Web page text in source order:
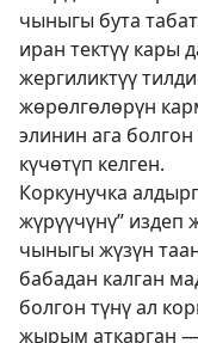
чыныгы бута
иран тектүү кары
жергиликтүү
жөрөлгөлөрүн
элинин ага
күчөтүп келген.
Коркунучка
жүрүүчүнү” издеп
чыныгы жүзүн
бабадан калган
болгон түнү ал
жырым аткарган